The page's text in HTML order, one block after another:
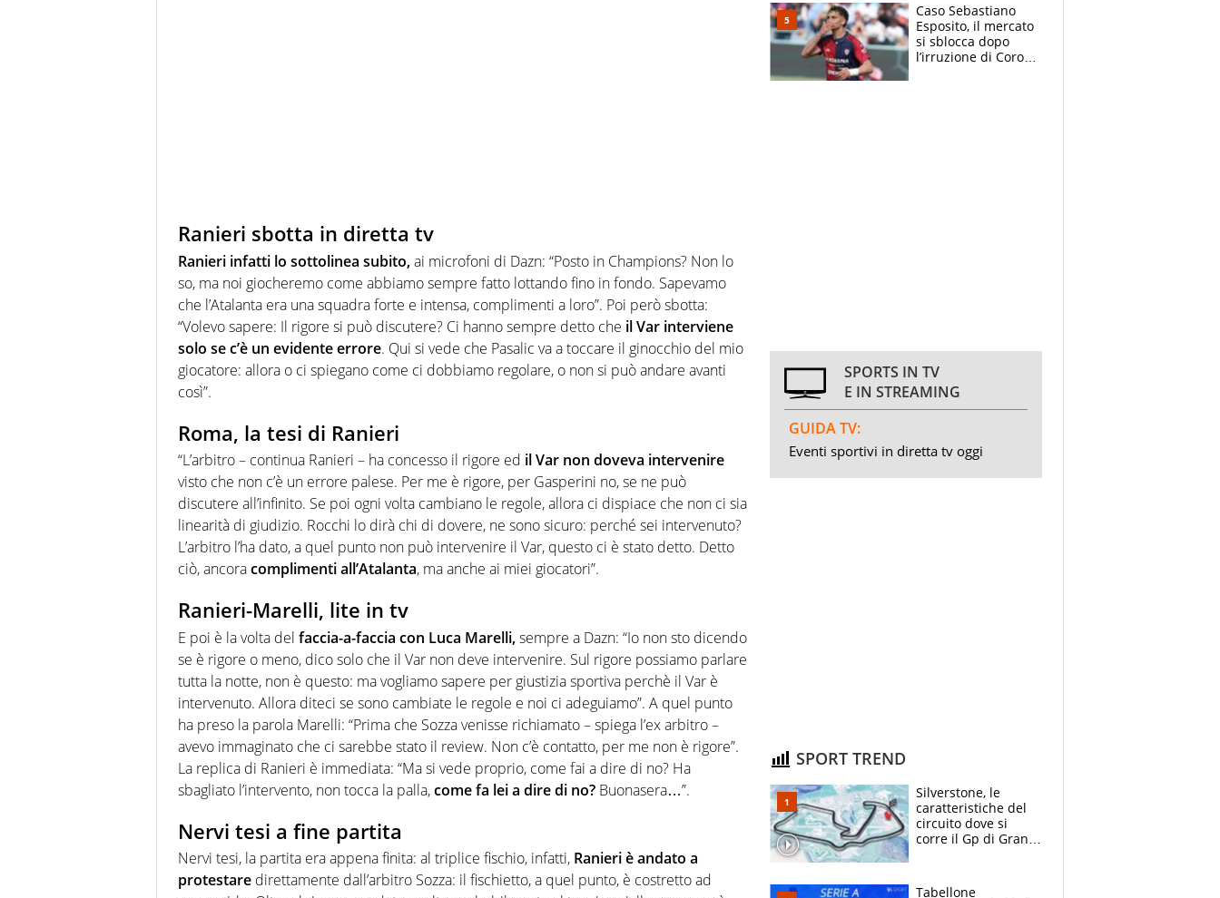
Ranieri sbotta in diretta tv
Ranieri infatti lo sottolinea subito,ai microfoni di Dazn: “Posto in Champions? Non lo
so, ma noi giocheremo come abbiamo sempre fatto lottando fino in fondo. Sapevamo
che l’Atalanta era una squadra forte e intensa, complimenti a loro”. Poi però sbotta:
“Volevo sapere: Il rigore si può discutere? Ci hanno sempre detto che il Var interviene
solo se c’è un evidente errore. Qui si vede che Pasalic va a toccare il ginocchio del mio
giocatore: allora o ci spiegano come ci dobbiamo regolare, o non si può andare avanti
così”.
Roma, la tesi di Ranieri
“L’arbitro – continua Ranieri – ha concesso il rigore ed il Var non doveva intervenire
visto che non c’è un errore palese. Per me è rigore, per Gasperini no, se ne può
discutere all’infinito. Se poi ogni volta cambiano le regole, allora ci dispiace che non ci sia
linearità di giudizio. Rocchi lo dirà chi di dovere, ne sono sicuro: perché sei intervenuto?
L’arbitro l’ha dato, a quel punto non può intervenire il Var, questo ci è stato detto. Detto
ciò, ancoracomplimenti all’Atalanta, ma anche ai miei giocatori”.
Ranieri-Marelli, lite in tv
E poi è la volta del faccia-a-faccia con Luca Marelli,sempre a Dazn: “Io non sto dicendo
se è rigore o meno, dico solo che il Var non deve intervenire. Sul rigore possiamo parlare
tutta la notte, non è questo: ma vogliamo sapere per giustizia sportiva perchè il Var è
intervenuto. Allora diteci se sono cambiate le regole e noi ci adeguiamo”. A quel punto
ha preso la parola Marelli: “Prima che Sozza venisse richiamato – spiega l’ex arbitro –
avevo immaginato che ci sarebbe stato il review. Non c’è contatto, per me non è rigore”.
La replica di Ranieri è immediata: “Ma si vede proprio, come fai a dire di no? Ha
sbagliato l’intervento, non tocca la palla,come fa lei a dire di no? Buonasera…”.
Nervi tesi a fine partita
Nervi tesi, la partita era appena finita: al triplice fischio, infatti, Ranieri è andato a
protestare direttamente dall’arbitro Sozza: il fischietto, a quel punto, è costretto ad
Caso Sebastiano
Esposito, il mercato
si sblocca dopo
l’irruzione di Corona
SPORTS IN TV
E IN STREAMING
GUIDA TV:
Eventi sportivi in diretta tv oggi
SPORT TREND
Silverstone, le
caratteristiche del
circuito dove si
corre il Gp di Gran
Tabellone